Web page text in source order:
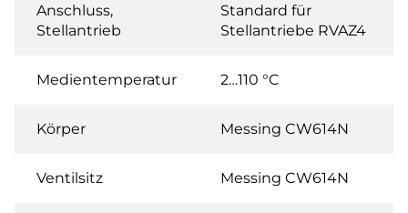
Anschluss,
Stellantrieb
Standard für
Stellantriebe RVAZ4
Medientemperatur 2…110 °C
Körper Messing CW614N
Ventilsitz Messing CW614N